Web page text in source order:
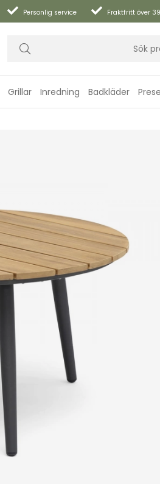
Personlig service Fraktfritt över
Grillar Inredning Badkläder